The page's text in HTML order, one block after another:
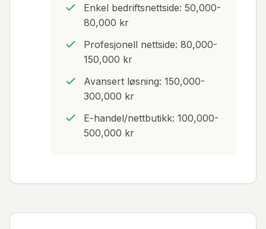
Enkel bedriftsnettside: 50,000-
80,000 kr
Profesjonell nettside: 80,000-
150,000 kr
Avansert løsning: 150,000-
300,000 kr
E-handel/nettbutikk: 100,000-
500,000 kr